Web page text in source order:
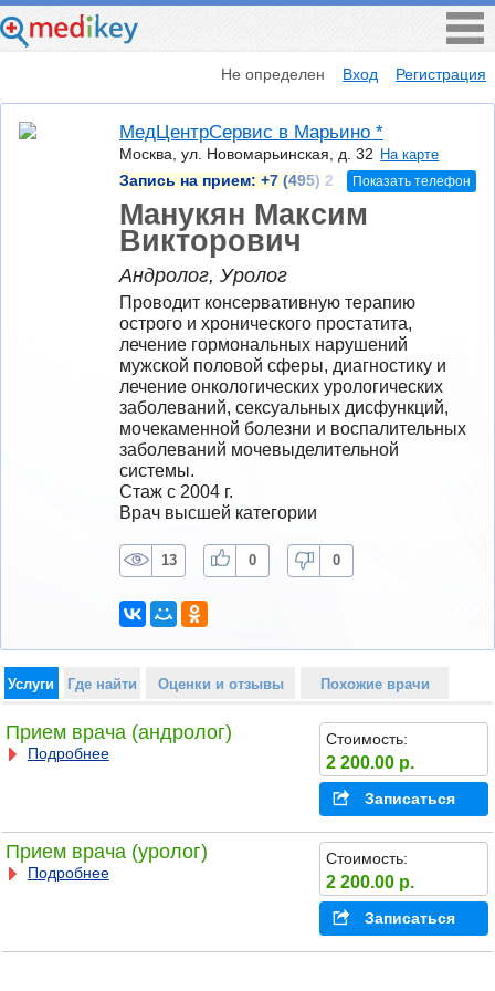
Не определен Вход Регистрация
МедЦентрСервис в Марьино *
Москва, ул. Новомарьинская, д. 32 На карте
Запись на прием: +7 (495) 2 Показать телефон
Манукян Максим
Викторович
Андролог, Уролог
Проводит консервативную терапию
острого и хронического простатита,
лечение гормональных нарушений
мужской половой сферы, диагностику и
лечение онкологических урологических
заболеваний, сексуальных дисфункций,
мочекаменной болезни и воспалительных
заболеваний мочевыделительной
системы.
Стаж с 2004 г.
Врач высшей категории
13 0 0
Услуги Где найти Оценки и отзывы Похожие врачи
Прием врача (андролог)
Подробнее
Стоимость:
2 200.00 р.
Записаться
Прием врача (уролог)
Подробнее
Стоимость:
2 200.00 р.
Записаться